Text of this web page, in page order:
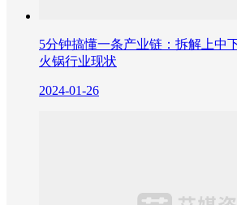
5分钟搞懂一条产业链：拆解上中
火锅行业现状
2024-01-26